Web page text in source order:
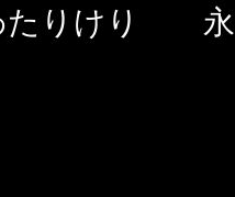
たりけり 永